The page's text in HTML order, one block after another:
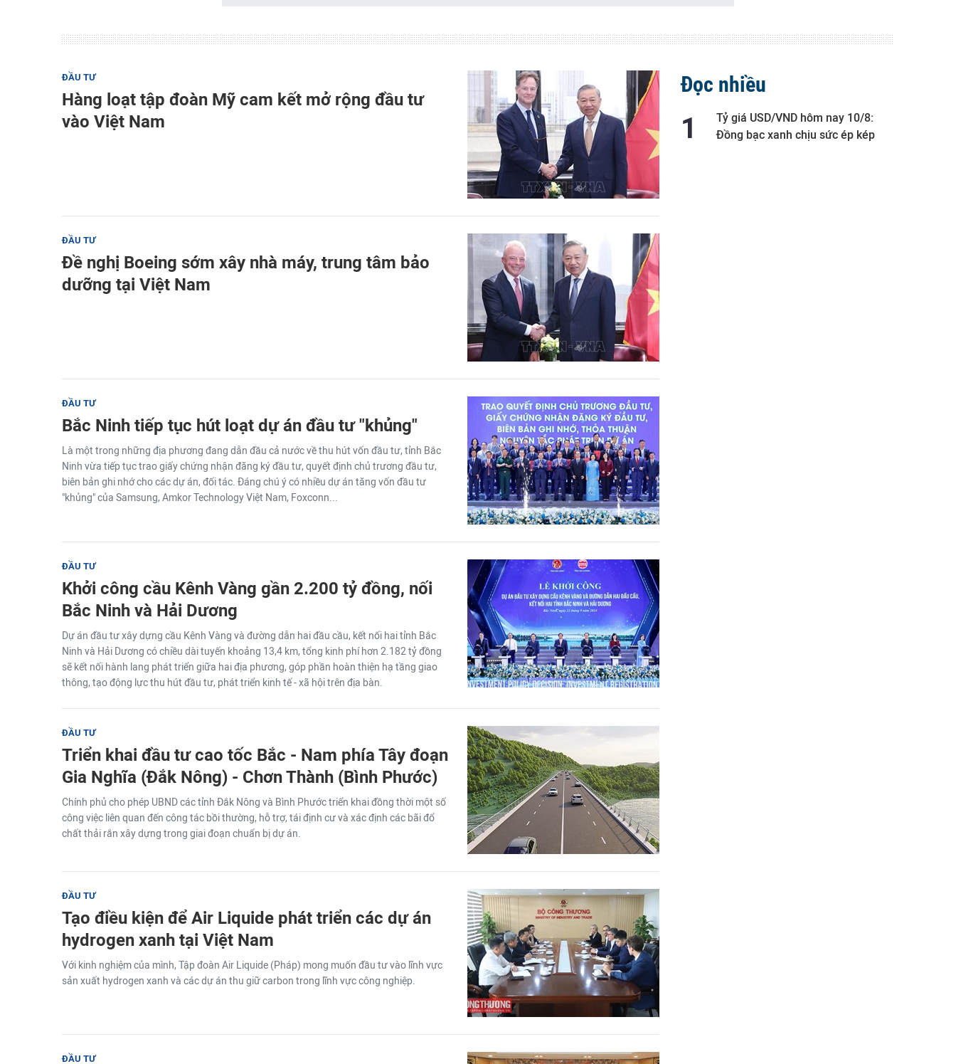
ĐẦU TƯ
Hàng loạt tập đoàn Mỹ cam kết mở rộng đầu tư
vào Việt Nam
ĐẦU TƯ
Đề nghị Boeing sớm xây nhà máy, trung tâm bảo
dưỡng tại Việt Nam
ĐẦU TƯ
Bắc Ninh tiếp tục hút loạt dự án đầu tư "khủng"
Là một trong những địa phương đang dẫn đầu cả nước về thu hút vốn đầu tư, tỉnh Bắc
Ninh vừa tiếp tục trao giấy chứng nhận đăng ký đầu tư, quyết định chủ trương đầu tư,
biên bản ghi nhớ cho các dự án, đối tác. Đáng chú ý có nhiều dự án tăng vốn đầu tư
"khủng" của Samsung, Amkor Technology Việt Nam, Foxconn...
ĐẦU TƯ
Khởi công cầu Kênh Vàng gần 2.200 tỷ đồng, nối
Bắc Ninh và Hải Dương
Dự án đầu tư xây dựng cầu Kênh Vàng và đường dẫn hai đầu cầu, kết nối hai tỉnh Bắc
Ninh và Hải Dương có chiều dài tuyến khoảng 13,4 km, tổng kinh phí hơn 2.182 tỷ đồng
sẽ kết nối hành lang phát triển giữa hai địa phương, góp phần hoàn thiện hạ tầng giao
thông, tạo động lực thu hút đầu tư, phát triển kinh tế - xã hội trên địa bàn.
ĐẦU TƯ
Triển khai đầu tư cao tốc Bắc - Nam phía Tây đoạn
Gia Nghĩa (Đắk Nông) - Chơn Thành (Bình Phước)
Chính phủ cho phép UBND các tỉnh Đắk Nông và Bình Phước triển khai đồng thời một số
công việc liên quan đến công tác bồi thường, hỗ trợ, tái định cư và xác định các bãi đổ
chất thải rắn xây dựng trong giai đoạn chuẩn bị dự án.
ĐẦU TƯ
Tạo điều kiện để Air Liquide phát triển các dự án
hydrogen xanh tại Việt Nam
Với kinh nghiệm của mình, Tập đoàn Air Liquide (Pháp) mong muốn đầu tư vào lĩnh vực
sản xuất hydrogen xanh và các dự án thu giữ carbon trong lĩnh vực công nghiệp.
ĐẦU TƯ
Đọc nhiều
Tỷ giá USD/VND hôm nay 10/8:
Đồng bạc xanh chịu sức ép kép